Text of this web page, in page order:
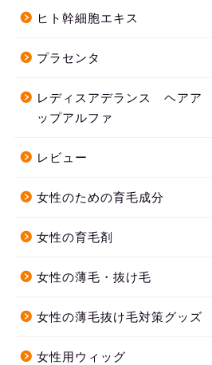
ヒト幹細胞エキス
プラセンタ
レディスアデランス ヘアア
ップアルファ
レビュー
女性のための育毛成分
女性の育毛剤
女性の薄毛・抜け毛
女性の薄毛抜け毛対策グッズ
女性用ウィッグ